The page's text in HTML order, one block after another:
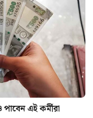
এই কর্মীরা